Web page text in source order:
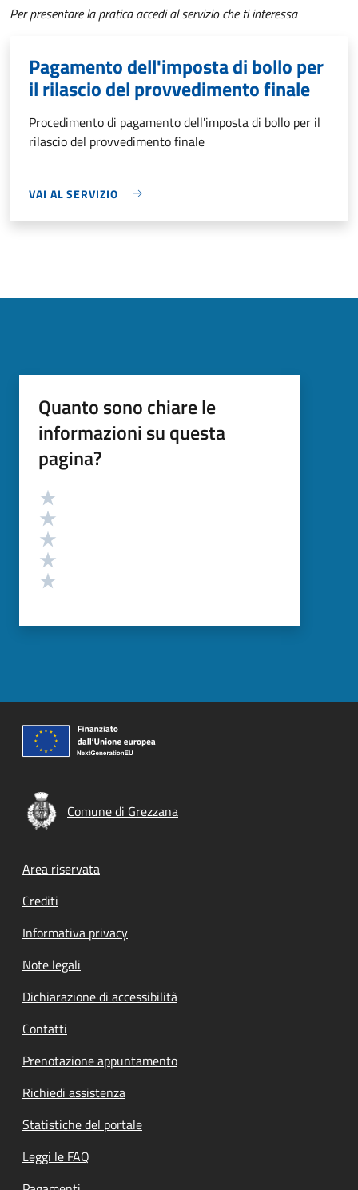
Per presentare la pratica accedi al servizio che ti interessa
Pagamento dell'imposta di bollo per
il rilascio del provvedimento finale
Procedimento di pagamento dell'imposta di bollo per il
rilascio del provvedimento finale
VAI AL SERVIZIO
Quanto sono chiare le
informazioni su questa
pagina?
Valutazione
Comune di Grezzana
Footer menu
Area riservata
Crediti
Informativa privacy
Note legali
Dichiarazione di accessibilità
Contatti
Prenotazione appuntamento
Richiedi assistenza
Statistiche del portale
Leggi le FAQ